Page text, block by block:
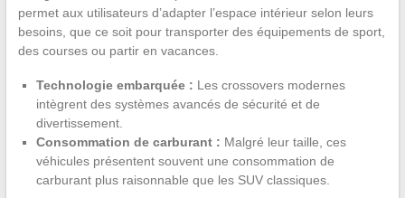
permet aux utilisateurs d’adapter l’espace intérieur selon leurs
besoins, que ce soit pour transporter des équipements de sport,
des courses ou partir en vacances.
Technologie embarquée : Les crossovers modernes
intègrent des systèmes avancés de sécurité et de
divertissement.
Consommation de carburant : Malgré leur taille, ces
véhicules présentent souvent une consommation de
carburant plus raisonnable que les SUV classiques.